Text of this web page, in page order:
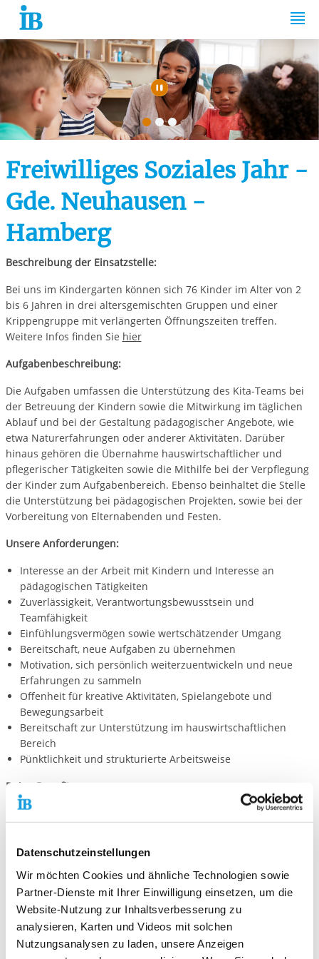
Datenschutzeinstellungen
Wir möchten Cookies und ähnliche Technologien sowie
Partner-Dienste mit Ihrer Einwilligung einsetzen, um die
Website-Nutzung zur Inhaltsverbesserung zu
analysieren, Karten und Videos mit solchen
Nutzungsanalysen zu laden, unsere Anzeigen
Springe zum Inhalt
Automatische
Freiwilliges Soziales Jahr -
Gde. Neuhausen -
Hamberg
Beschreibung der Einsatzstelle:
Bei uns im Kindergarten können sich 76 Kinder im Alter von 2
bis 6 Jahren in drei altersgemischten Gruppen und einer
Krippengruppe mit verlängerten Öffnungszeiten treffen.
Weitere Infos finden Sie hier
Aufgabenbeschreibung:
Die Aufgaben umfassen die Unterstützung des Kita-Teams bei
der Betreuung der Kindern sowie die Mitwirkung im täglichen
Ablauf und bei der Gestaltung pädagogischer Angebote, wie
etwa Naturerfahrungen oder anderer Aktivitäten. Darüber
hinaus gehören die Übernahme hauswirtschaftlicher und
pflegerischer Tätigkeiten sowie die Mithilfe bei der Verpflegung
der Kinder zum Aufgabenbereich. Ebenso beinhaltet die Stelle
die Unterstützung bei pädagogischen Projekten, sowie bei der
Vorbereitung von Elternabenden und Festen.
Unsere Anforderungen:
Interesse an der Arbeit mit Kindern und Interesse an
pädagogischen Tätigkeiten
Zuverlässigkeit, Verantwortungsbewusstsein und
Teamfähigkeit
Einfühlungsvermögen sowie wertschätzender Umgang
Bereitschaft, neue Aufgaben zu übernehmen
Motivation, sich persönlich weiterzuentwickeln und neue
Erfahrungen zu sammeln
Offenheit für kreative Aktivitäten, Spielangebote und
Bewegungsarbeit
Bereitschaft zur Unterstützung im hauswirtschaftlichen
Bereich
Pünktlichkeit und strukturierte Arbeitsweise
Deine Benefits:
Monatliches Taschengeld
Zeugnis und Zertifikat für den abgeleisteten Dienst
wertvolle Erfahrungen in der Arbeitswelt
Frei ab:
Die Stellen sind jederzeit zu besetzten.
Stelle/n:Es wird 1 Stelle vergeben.